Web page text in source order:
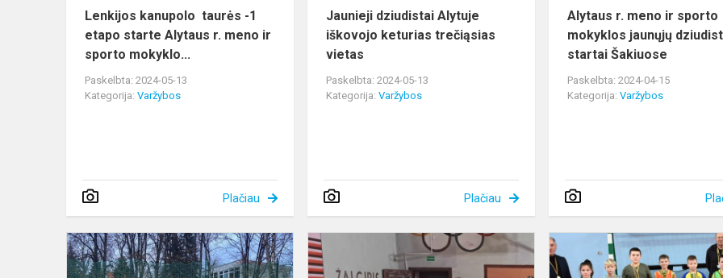
Lenkijos kanupolo taurės -1
etapo starte Alytaus r. meno ir
sporto mokyklo...
Paskelbta: 2024-05-13
Kategorija: Varžybos
Plačiau
Jaunieji dziudistai Alytuje
iškovojo keturias trečiąsias
vietas
Paskelbta: 2024-05-13
Kategorija:Varžybos
Plačiau
Alytaus r. meno ir sporto
mokyklos jaunųjų
startai Šakiuose
Paskelbta: 2024-04-15
Kategorija:Varžybos
Futbolo
varžybos
Alytaus